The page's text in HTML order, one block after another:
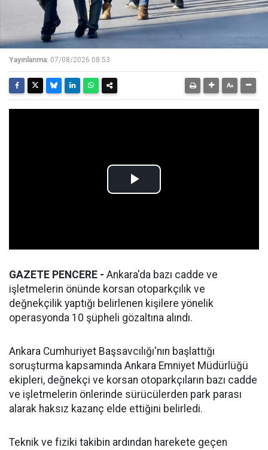
Yayınlanma: 07/08/2026 08:53
GAZETE PENCERE - Ankara'da bazı cadde ve
işletmelerin önünde korsan otoparkçılık ve
değnekçilik yaptığı belirlenen kişilere yönelik
operasyonda 10 şüpheli gözaltına alındı.
Ankara Cumhuriyet Başsavcılığı'nın başlattığı
soruşturma kapsamında Ankara Emniyet Müdürlüğü
ekipleri, değnekçi ve korsan otoparkçıların bazı cadde
ve işletmelerin önlerinde sürücülerden park parası
alarak haksız kazanç elde ettiğini belirledi.
Teknik ve fiziki takibin ardından harekete geçen